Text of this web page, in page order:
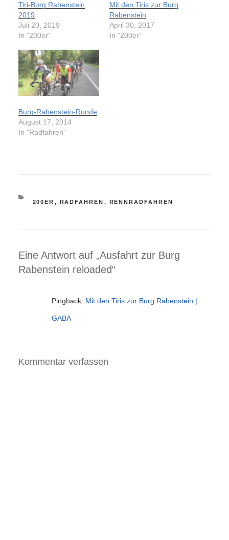
Tiri-Burg Rabenstein
2019
Juli 20, 2019
In "200er"
Mit den Tiris zur Burg
Rabenstein
April 30, 2017
In "200er"
Burg-Rabenstein-Runde
August 17, 2014
In "Radfahren"
KATEGORIEN
200ER , RADFAHREN , RENNRADFAHREN
Eine Antwort auf „Ausfahrt zur Burg
Rabenstein reloaded“
Pingback: Mit den Tiris zur Burg Rabenstein |
GABA
Kommentar verfassen